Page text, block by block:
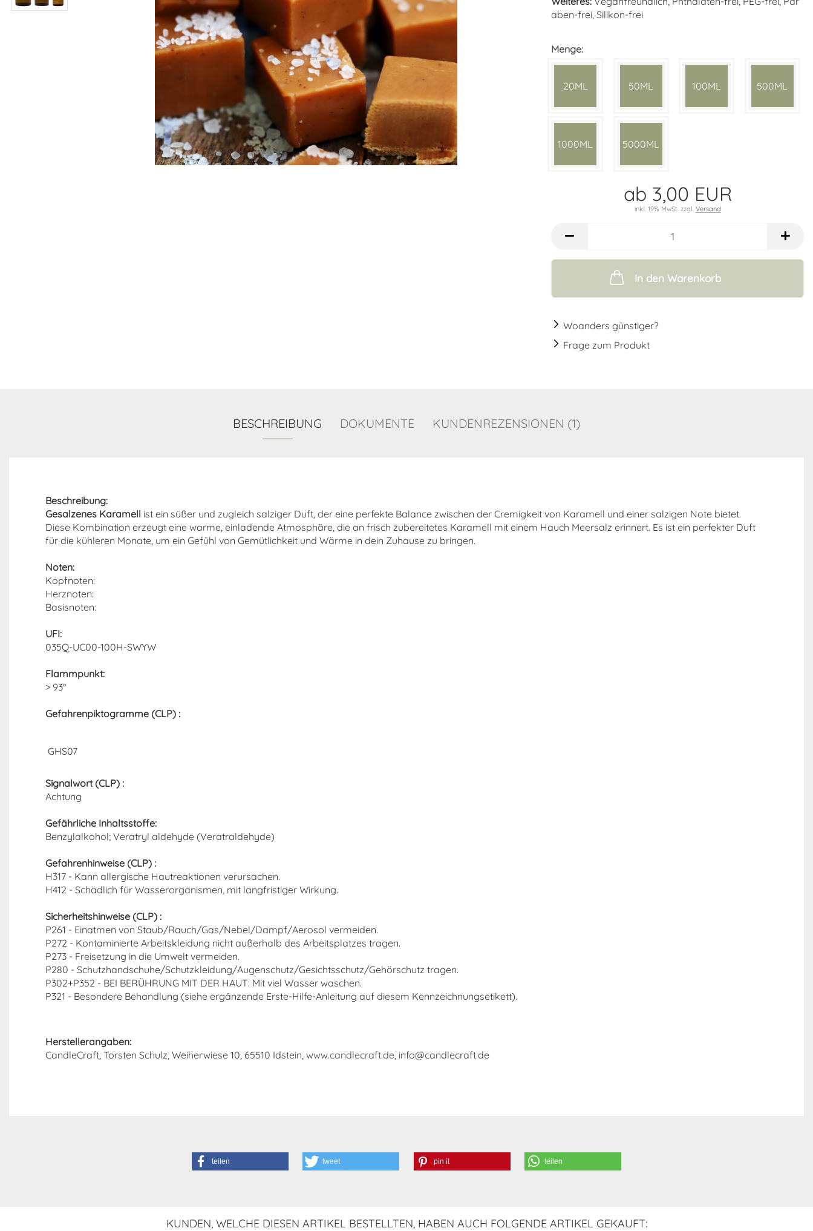
aben-frei, Silikon-frei
Menge:
20ML 50ML 100ML 500ML
1000ML 5000ML
ab 3,00 EUR
inkl. 19% MwSt. zzgl. Versand
In den Warenkorb
Woanders günstiger?
Frage zum Produkt
BESCHREIBUNG DOKUMENTE KUNDENREZENSIONEN (1)
Beschreibung:
Gesalzenes Karamell ist ein süßer und zugleich salziger Duft, der eine perfekte Balance zwischen der Cremigkeit von Karamell und einer salzigen Note bietet.
Diese Kombination erzeugt eine warme, einladende Atmosphäre, die an frisch zubereitetes Karamell mit einem Hauch Meersalz erinnert. Es ist ein perfekter Duft
für die kühleren Monate, um ein Gefühl von Gemütlichkeit und Wärme in dein Zuhause zu bringen.
Noten:
Kopfnoten:
Herznoten:
Basisnoten:
UFI:
035Q-UC00-100H-SWYW
Flammpunkt:
> 93°
Gefahrenpiktogramme (CLP) :
GHS07
Signalwort (CLP) :
Achtung
Gefährliche Inhaltsstoffe:
Benzylalkohol; Veratryl aldehyde (Veratraldehyde)
Gefahrenhinweise (CLP) :
H317 - Kann allergische Hautreaktionen verursachen.
H412 - Schädlich für Wasserorganismen, mit langfristiger Wirkung.
Sicherheitshinweise (CLP) :
P261 - Einatmen von Staub/Rauch/Gas/Nebel/Dampf/Aerosol vermeiden.
P272 - Kontaminierte Arbeitskleidung nicht außerhalb des Arbeitsplatzes tragen.
P273 - Freisetzung in die Umwelt vermeiden.
P280 - Schutzhandschuhe/Schutzkleidung/Augenschutz/Gesichtsschutz/Gehörschutz tragen.
P302+P352 - BEI BERÜHRUNG MIT DER HAUT: Mit viel Wasser waschen.
P321 - Besondere Behandlung (siehe ergänzende Erste-Hilfe-Anleitung auf diesem Kennzeichnungsetikett).
Herstellerangaben:
CandleCraft, Torsten Schulz, Weiherwiese 10, 65510 Idstein, www.candlecraft.de, info@candlecraft.de
teilen tweet pin it teilen
KUNDEN, WELCHE DIESEN ARTIKEL BESTELLTEN, HABEN AUCH FOLGENDE ARTIKEL GEKAUFT: